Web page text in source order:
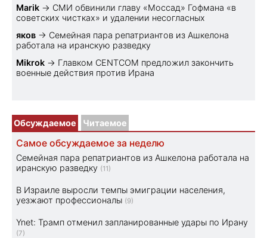
Marik → СМИ обвинили главу «Моссад» Гофмана «в
советских чистках» и удалении несогласных
яков → Семейная пара репатриантов из Ашкелона
работала на иранскую разведку
Mikrok → Главком CENTCOM предложил закончить
военные действия против Ирана
Обсуждаемое Читаемое
Самое обсуждаемое за неделю
Семейная пара репатриантов из Ашкелона работала на
иранскую разведку (11)
В Израиле выросли темпы эмиграции населения,
уезжают профессионалы (9)
Ynet: Трамп отменил запланированные удары по Ирану
(7)